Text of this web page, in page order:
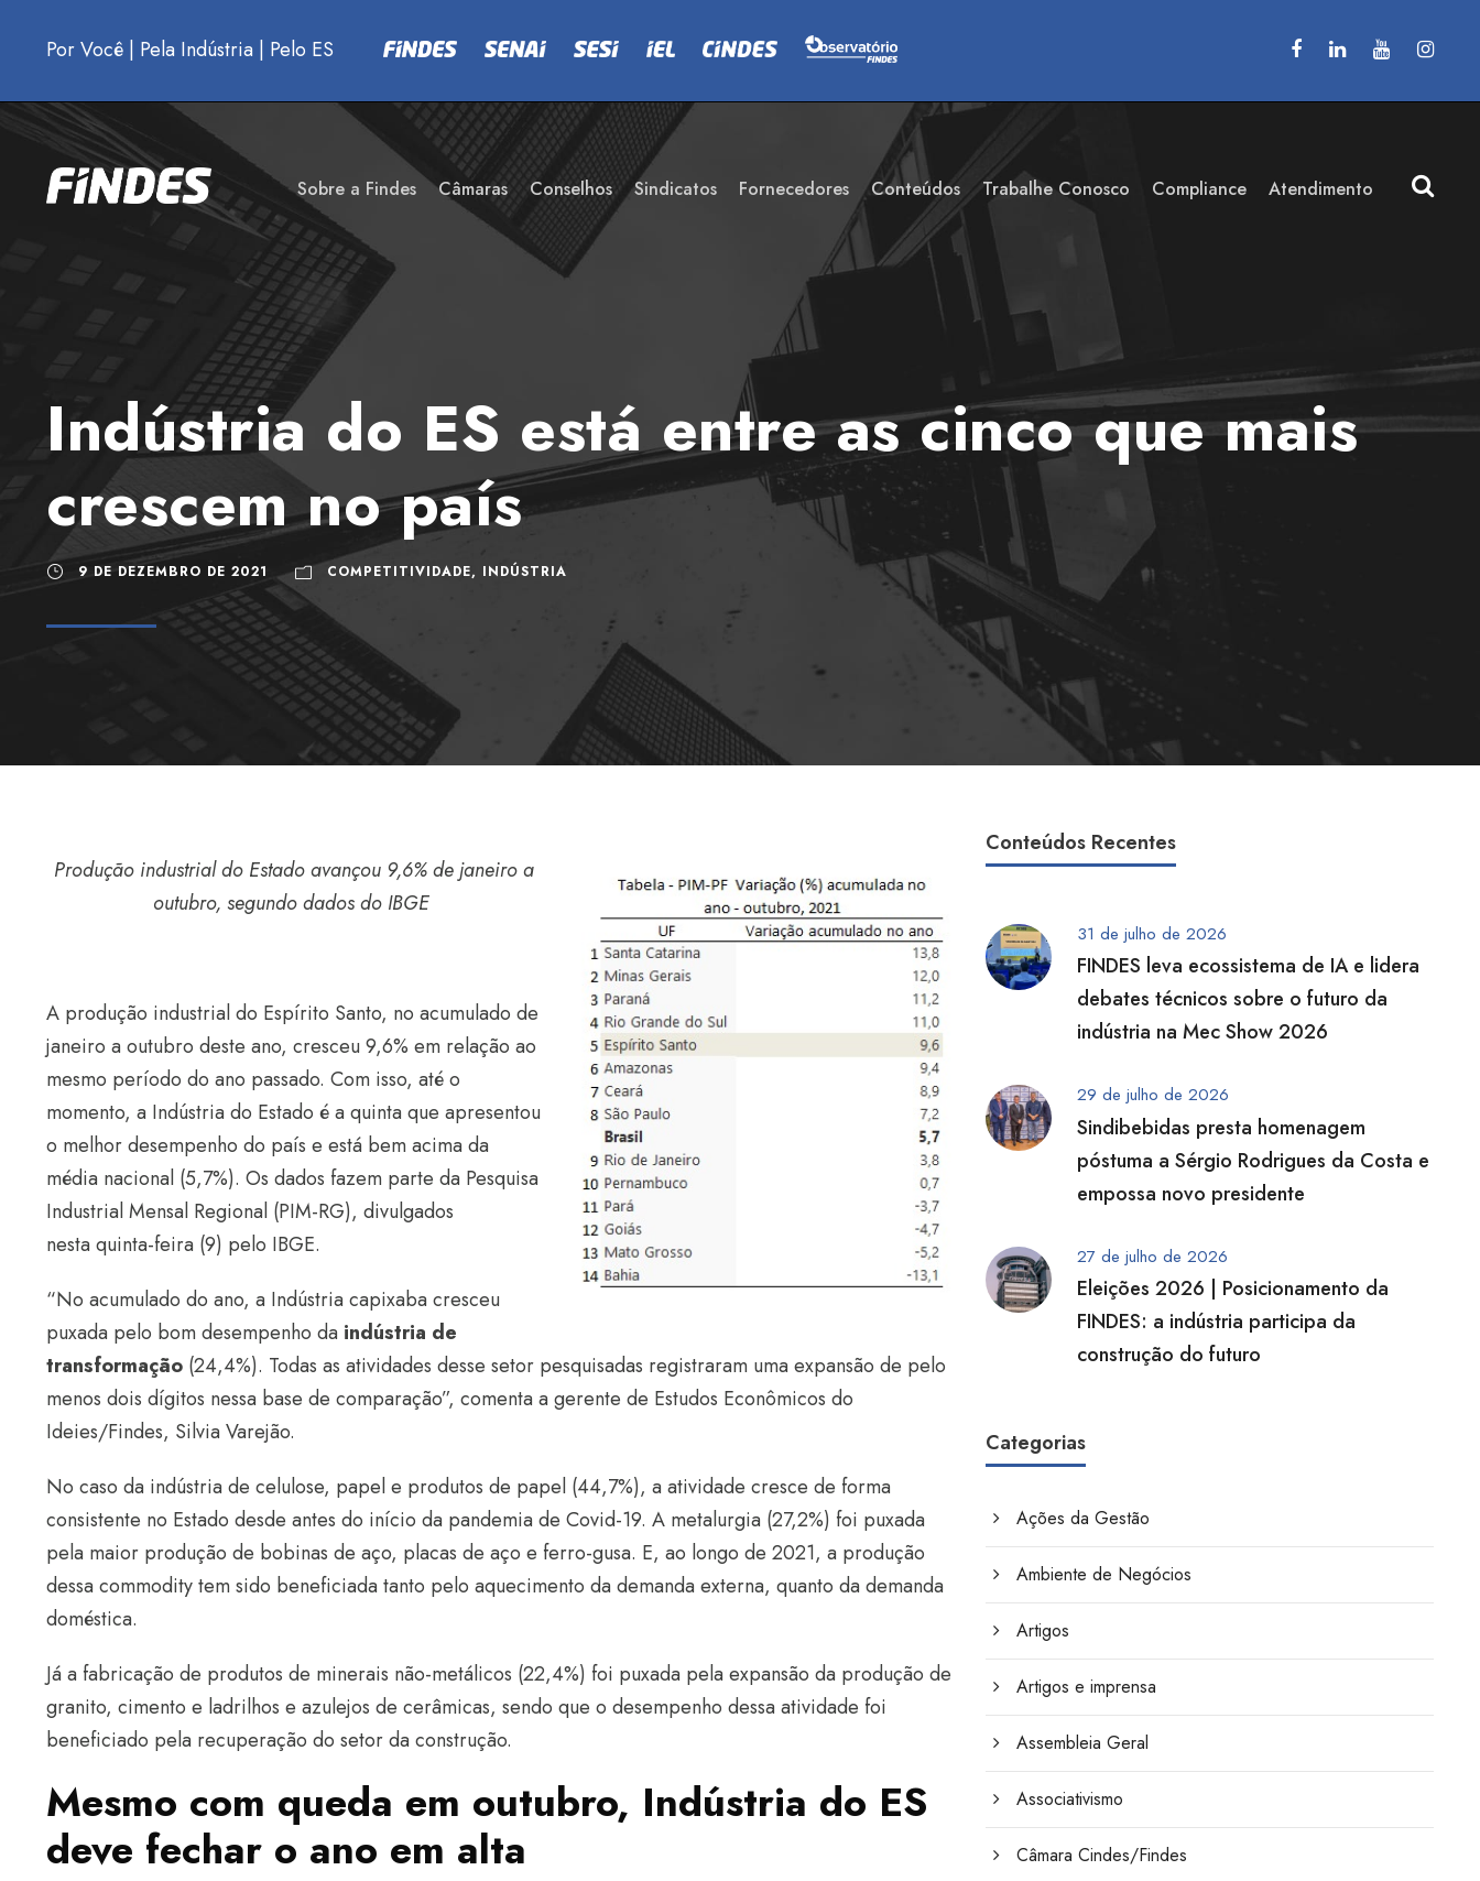
Por Você | Pela Indústria | Pelo ES
Sobre a Findes Câmaras Conselhos Sindicatos Fornecedores Conteúdos Trabalhe Conosco Compliance Atendimento
Indústria do ES está entre as cinco que mais
crescem no país
9 DE DEZEMBRO DE 2021 COMPETITIVIDADE, INDÚSTRIA
Produção industrial do Estado avançou 9,6% de janeiro a
outubro, segundo dados do IBGE
A produção industrial do Espírito Santo, no acumulado de
janeiro a outubro deste ano, cresceu 9,6% em relação ao
mesmo período do ano passado. Com isso, até o
momento, a Indústria do Estado é a quinta que apresentou
o melhor desempenho do país e está bem acima da
média nacional (5,7%). Os dados fazem parte da Pesquisa
Industrial Mensal Regional (PIM-RG), divulgados
nesta quinta-feira (9) pelo IBGE.
“No acumulado do ano, a Indústria capixaba cresceu
puxada pelo bom desempenho da indústria de
transformação (24,4%). Todas as atividades desse setor pesquisadas registraram uma expansão de pelo
menos dois dígitos nessa base de comparação”, comenta a gerente de Estudos Econômicos do
Ideies/Findes, Silvia Varejão.
No caso da indústria de celulose, papel e produtos de papel (44,7%), a atividade cresce de forma
consistente no Estado desde antes do início da pandemia de Covid-19. A metalurgia (27,2%) foi puxada
pela maior produção de bobinas de aço, placas de aço e ferro-gusa. E, ao longo de 2021, a produção
dessa commodity tem sido beneficiada tanto pelo aquecimento da demanda externa, quanto da demanda
doméstica.
Já a fabricação de produtos de minerais não-metálicos (22,4%) foi puxada pela expansão da produção de
granito, cimento e ladrilhos e azulejos de cerâmicas, sendo que o desempenho dessa atividade foi
beneficiado pela recuperação do setor da construção.
Mesmo com queda em outubro, Indústria do ES
deve fechar o ano em alta
Conteúdos Recentes
31 de julho de 2026
FINDES leva ecossistema de IA e lidera
debates técnicos sobre o futuro da
indústria na Mec Show 2026
29 de julho de 2026
Sindibebidas presta homenagem
póstuma a Sérgio Rodrigues da Costa e
empossa novo presidente
27 de julho de 2026
Eleições 2026 | Posicionamento da
FINDES: a indústria participa da
construção do futuro
Categorias
Ações da Gestão
Ambiente de Negócios
Artigos
Artigos e imprensa
Assembleia Geral
Associativismo
Câmara Cindes/Findes